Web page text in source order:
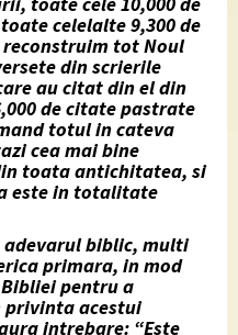
celelalte 9,300 de
reconstruim tot Noul
din scrierile
au citat din el din
de citate pastrate
totul in cateva
cea mai bine
toata antichitatea, si
este in totalitate
biblic, multi
primara, in mod
pentru a
privinta acestui
intrebare: “Este